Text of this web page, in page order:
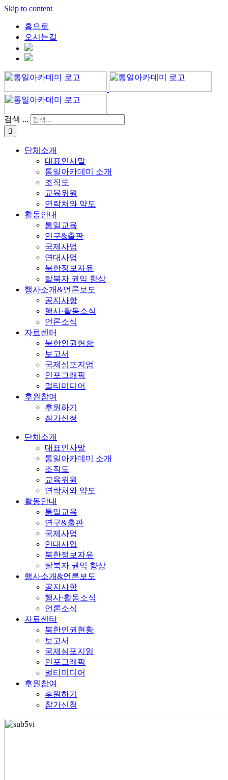
Skip to content
홈으로
오시는길
검색 ...
단체소개
대표인사말
통일아카데미 소개
조직도
교육위원
연락처와 약도
활동안내
통일교육
연구&출판
국제사업
연대사업
북한정보자유
탈북자 권익 향상
행사소개&언론보도
공지사항
행사·활동소식
언론소식
자료센터
북한인권현황
보고서
국제심포지엄
인포그래픽
멀티미디어
후원참여
후원하기
참가신청
단체소개
대표인사말
통일아카데미 소개
조직도
교육위원
연락처와 약도
활동안내
통일교육
연구&출판
국제사업
연대사업
북한정보자유
탈북자 권익 향상
행사소개&언론보도
공지사항
행사·활동소식
언론소식
자료센터
북한인권현황
보고서
국제심포지엄
인포그래픽
멀티미디어
후원참여
후원하기
참가신청